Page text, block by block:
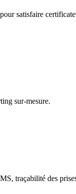
satisfaire
sur-mesure.
traçabilité des